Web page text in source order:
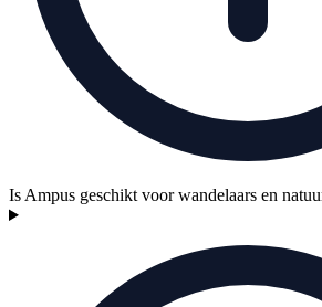
Is Ampus geschikt voor wandelaars en